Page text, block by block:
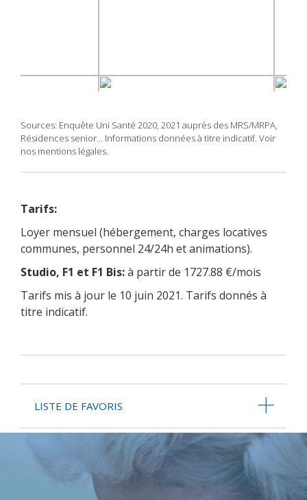
Sources: Enquête Uni Santé 2020, 2021 auprès des MRS/MRPA,
Résidences senior... Informations données à titre indicatif. Voir
nos mentions légales.
Tarifs:
Loyer mensuel (hébergement, charges locatives
communes, personnel 24/24h et animations).
Studio, F1 et F1 Bis:à partir de 1727.88 €/mois
Tarifs mis à jour le 10 juin 2021. Tarifs donnés à
titre indicatif.
LISTE DE FAVORIS